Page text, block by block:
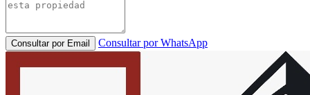
Consultar por Email Consultar por WhatsApp